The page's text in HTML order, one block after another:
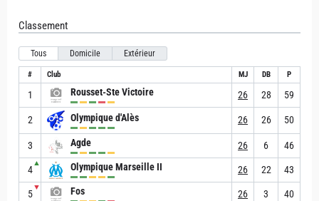
Classement
Tous Domicile Extérieur
# Club MJ DB P
1 Rousset-Ste Victoire 26 28 59
2 Olympique d'Alès 26 26 50
3 Agde 26 6 46
4
▲ Olympique Marseille II 26 22 43
5
▼ Fos 26 3 40